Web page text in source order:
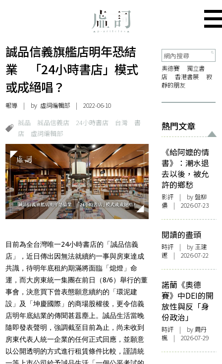
誠品信義旗艦店明年恐結
業 「24小時書店」模式
或成絕唱？
報導 | by 虛詞編輯部 | 2022-06-10
誠品 誠品信義店 24小時書店 台灣
書
店
虛詞編輯部
目前為全台灣唯一24小時書店的「誠品信義
店」，近日傳出因無法就續約一事與房東達成
共識，待明年底租約期滿將面臨「熄燈」命
運，而大房東統一集團在前日（8/6）舉行的董
事會，決意買下曾表態願意續約的「環泥建
設」及「坤慶國際」的商場股權後，更令信義
店明年底結業的傳聞甚囂塵上。誠品生活當晚
隨即發表聲明，強調截至目前為止，尚未收到
房東代表人統一企業的任何正式回應，並願意
以公開透明的方式進行租賃條件比較，謹請統
奧德賽
獨立書
店
香港書展
寂
靜的朋友
熱門文章
《給阿嬤的情
書》：潮水退
去以後，被允
許的鄉愁
影評 | by 盤柳
儂 | 2026-07-23
閱讀的盡頭
時評 | by 王建
鏗 | 2026-07-22
諾蘭《奧德
賽》中DEI的開
放性與反「身
份政治」
時評 | by周丹
楓 | 2026-07-29